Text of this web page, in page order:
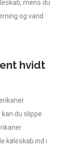
mens du
og vand
hvidt
du slippe
køleskab ind i